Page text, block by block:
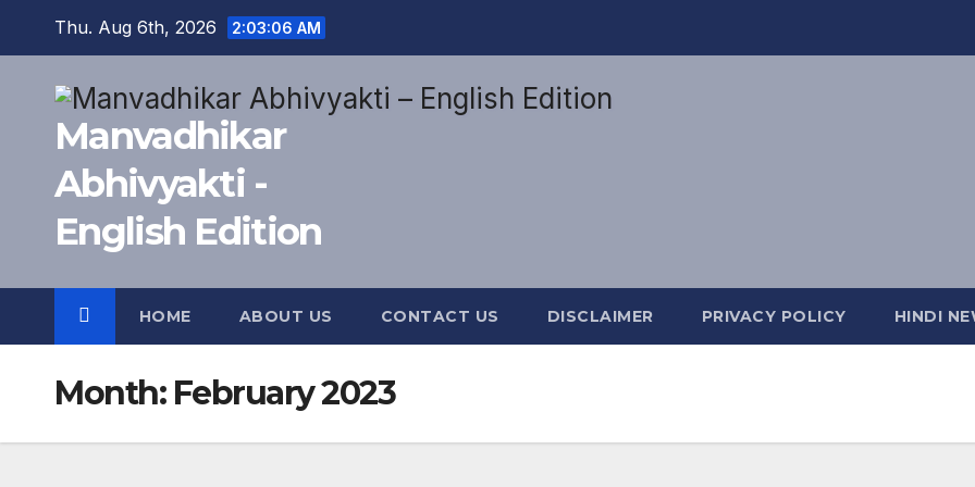
content
Thu. Aug 6th, 2026 2:03:07 AM
Manvadhikar
Abhivyakti -
English Edition
HOME ABOUT US CONTACT US DISCLAIMER PRIVACY POLICY HINDI
Month: February 2023